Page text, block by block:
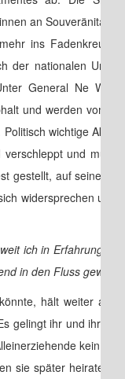
an Souveränität,
ins Fadenkreuz
der nationalen
General Ne
und werden vom
wichtige
und
gestellt, auf seine
widersprechen
ich in Erfahrung
in den Fluss
hält weiter an
gelingt ihr und ihren
kein
sie später heiratet.